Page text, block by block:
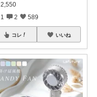
2,550
1 2 589
コレ いいね